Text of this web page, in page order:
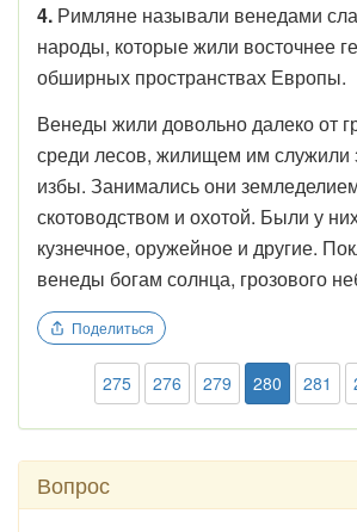
4. Римляне называли венедами
народы, которые жили восточнее
обширных пространствах Европы.
Венеды жили довольно далеко от
среди лесов, жилищем им служили
избы. Занимались они
скотоводством и охотой. Были у
кузнечное, оружейное и другие.
венеды богам солнца, грозового
Поделиться
275 276 279 280 281
Вопрос